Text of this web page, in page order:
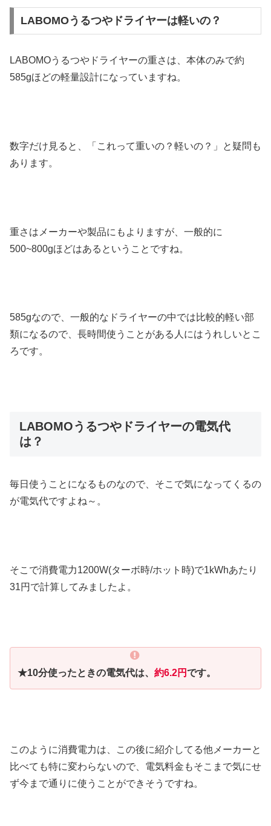
LABOMOうるつやドライヤーは軽いの？
LABOMOうるつやドライヤーの重さは、本体のみで約
585gほどの軽量設計になっていますね。
数字だけ見ると、「これって重いの？軽いの？」と疑問も
あります。
重さはメーカーや製品にもよりますが、一般的に
500~800gほどはあるということですね。
585gなので、一般的なドライヤーの中では比較的軽い部
類になるので、長時間使うことがある人にはうれしいとこ
ろです。
LABOMOうるつやドライヤーの電気代
は？
毎日使うことになるものなので、そこで気になってくるの
が電気代ですよね～。
そこで消費電力1200W(ターボ時/ホット時)で1kWhあたり
31円で計算してみましたよ。
★10分使ったときの電気代は、 約6.2円です。
このように消費電力は、この後に紹介してる他メーカーと
比べても特に変わらないので、電気料金もそこまで気にせ
ず今まで通りに使うことができそうですね。